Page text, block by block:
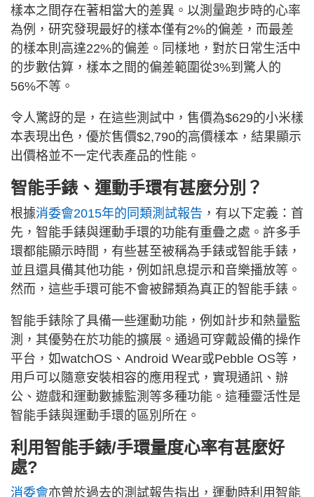
樣本之間存在著相當大的差異。以測量跑步時的心率
為例，研究發現最好的樣本僅有2%的偏差，而最差
的樣本則高達22%的偏差。同樣地，對於日常生活中
的步數估算，樣本之間的偏差範圍從3%到驚人的
56%不等。
令人驚訝的是，在這些測試中，售價為$629的小米樣
本表現出色，優於售價$2,790的高價樣本，結果顯示
出價格並不一定代表產品的性能。
智能手錶、運動手環有甚麼分別？
根據消委會2015年的同類測試報告 ，有以下定義：首
先，智能手錶與運動手環的功能有重疊之處。許多手
環都能顯示時間，有些甚至被稱為手錶或智能手錶，
並且還具備其他功能，例如訊息提示和音樂播放等。
然而，這些手環可能不會被歸類為真正的智能手錶。
智能手錶除了具備一些運動功能，例如計步和熱量監
測，其優勢在於功能的擴展。通過可穿戴設備的操作
平台，如watchOS、Android Wear或Pebble OS等，
用戶可以隨意安裝相容的應用程式，實現通訊、辦
公、遊戲和運動數據監測等多種功能。這種靈活性是
智能手錶與運動手環的區別所在。
利用智能手錶/手環量度心率有甚麼好
處?
消委會亦曾於過去的測試報告指出，運動時利用智能